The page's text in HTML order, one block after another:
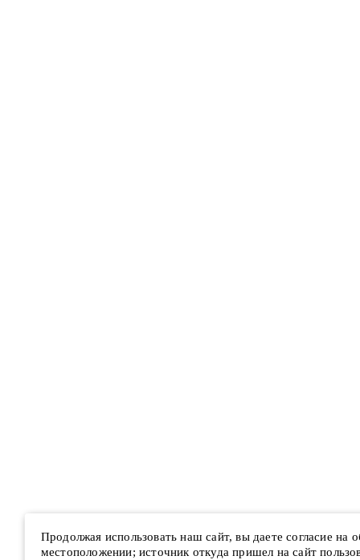
Продолжая использовать наш сайт, вы даете согласие на
местоположении; источник откуда пришел на сайт